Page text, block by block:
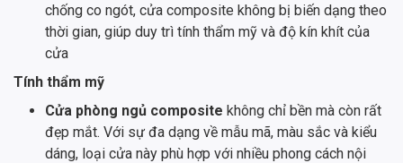
chống co ngót, cửa composite không bị biến dạng theo
thời gian, giúp duy trì tính thẩm mỹ và độ kín khít của
cửa
Tính thẩm mỹ
Cửa phòng ngủ composite không chỉ bền mà còn rất
đẹp mắt. Với sự đa dạng về mẫu mã, màu sắc và kiểu
dáng, loại cửa này phù hợp với nhiều phong cách nội